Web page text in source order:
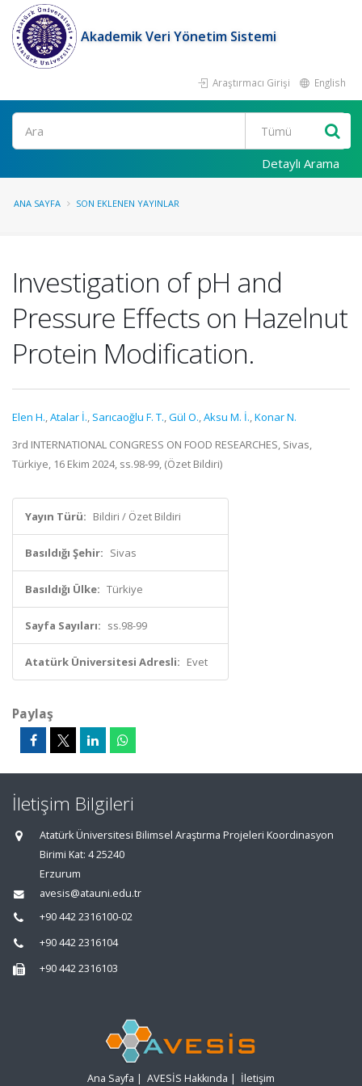
Akademik Veri Yönetim Sistemi
Araştırmacı Girişi English
Ara
Detaylı Arama
ANA SAYFA SON EKLENEN YAYINLAR
Investigation of pH and
Pressure Effects on Hazelnut
Protein Modification.
Elen H.,Atalar İ., Sarıcaoğlu F. T.,Gül O.,Aksu M. İ.,Konar N.
3rd INTERNATIONAL CONGRESS ON FOOD RESEARCHES, Sivas,
Türkiye, 16 Ekim 2024, ss.98-99, (Özet Bildiri)
Yayın Türü: Bildiri / Özet Bildiri
Basıldığı Şehir: Sivas
Basıldığı Ülke: Türkiye
Sayfa Sayıları: ss.98-99
Atatürk Üniversitesi Adresli: Evet
Paylaş
İletişim Bilgileri
Atatürk Üniversitesi Bilimsel Araştırma Projeleri Koordinasyon
Birimi Kat: 4 25240
Erzurum
avesis@atauni.edu.tr
+90 442 2316100-02
+90 442 2316104
+90 442 2316103
Ana Sayfa | AVESİS Hakkında | İletişim